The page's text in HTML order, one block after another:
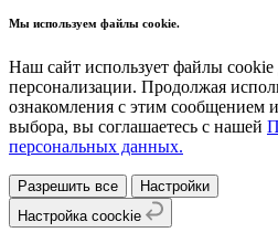
Мы используем файлы cookie.
Наш сайт использует файлы cookie
персонализации. Продолжая
ознакомления с этим сообщением
выбора, вы соглашаетесь с нашей
персональных данных.
Разрешить все
Настройки
Настройка coockie